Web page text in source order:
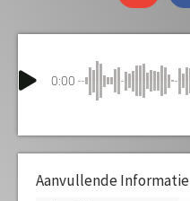
0:00
Aanvullende Informatie